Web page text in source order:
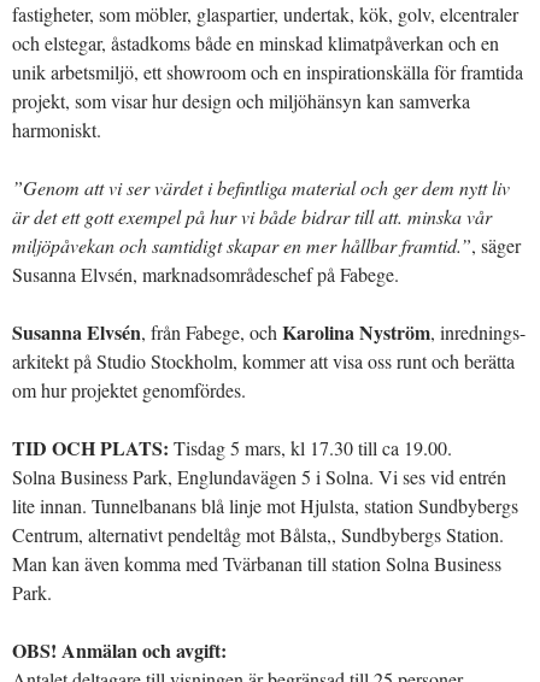
fastigheter, som möbler, glaspartier, undertak, kök, golv, elcentraler
och elstegar, åstadkoms både en minskad klimatpåverkan och en
unik arbetsmiljö, ett showroom och en inspirationskälla för framtida
projekt, som visar hur design och miljöhänsyn kan samverka
harmoniskt.
”Genom att vi ser värdet i befintliga material och ger dem nytt liv
är det ett gott exempel på hur vi både bidrar till att. minska vår
miljöpåvekan och samtidigt skapar en mer hållbar framtid.”, säger
Susanna Elvsén, marknadsområdeschef på Fabege.
Susanna Elvsén, från Fabege, och Karolina Nyström, inrednings-
arkitekt på Studio Stockholm, kommer att visa oss runt och berätta
om hur projektet genomfördes.
TID OCH PLATS: Tisdag 5 mars, kl 17.30 till ca 19.00.
Solna Business Park, Englundavägen 5 i Solna. Vi ses vid entrén
lite innan. Tunnelbanans blå linje mot Hjulsta, station Sundbybergs
Centrum, alternativt pendeltåg mot Bålsta,, Sundbybergs Station.
Man kan även komma med Tvärbanan till station Solna Business
Park.
OBS! Anmälan och avgift: